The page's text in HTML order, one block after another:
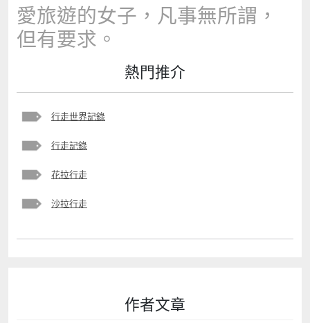
愛旅遊的女子，凡事無所謂，
但有要求。
熱門推介
行走世界記錄
行走記錄
花拉行走
沙拉行走
作者文章